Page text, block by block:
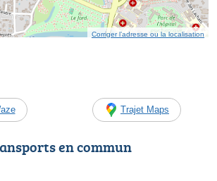
Corriger l’adresse ou la localisation
Trajet Maps
en commun